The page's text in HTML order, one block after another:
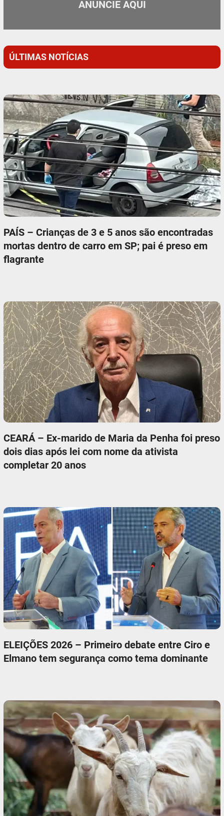
ANUNCIE AQUI
ÚLTIMAS NOTÍCIAS
PAÍS – Crianças de 3 e 5 anos são encontradas
mortas dentro de carro em SP; pai é preso em
flagrante
CEARÁ – Ex-marido de Maria da Penha foi preso
dois dias após lei com nome da ativista
completar 20 anos
ELEIÇÕES 2026 – Primeiro debate entre Ciro e
Elmano tem segurança como tema dominante